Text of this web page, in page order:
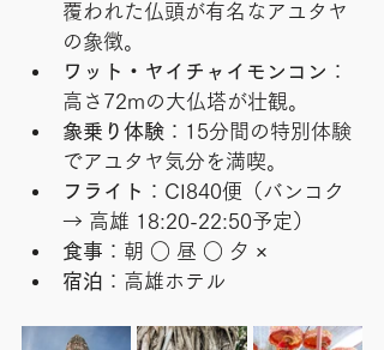
覆われた仏頭が有名なアユタヤ
の象徴。
ワット・ヤイチャイモンコン ：
高さ72mの大仏塔が壮観。
象乗り体験 ：15分間の特別体験
でアユタヤ気分を満喫。
フライト ：CI840便（バンコク
→ 高雄 18:20-22:50予定）
食事 ：朝 ○ 昼 ○ 夕 ×
宿泊 ：高雄ホテル